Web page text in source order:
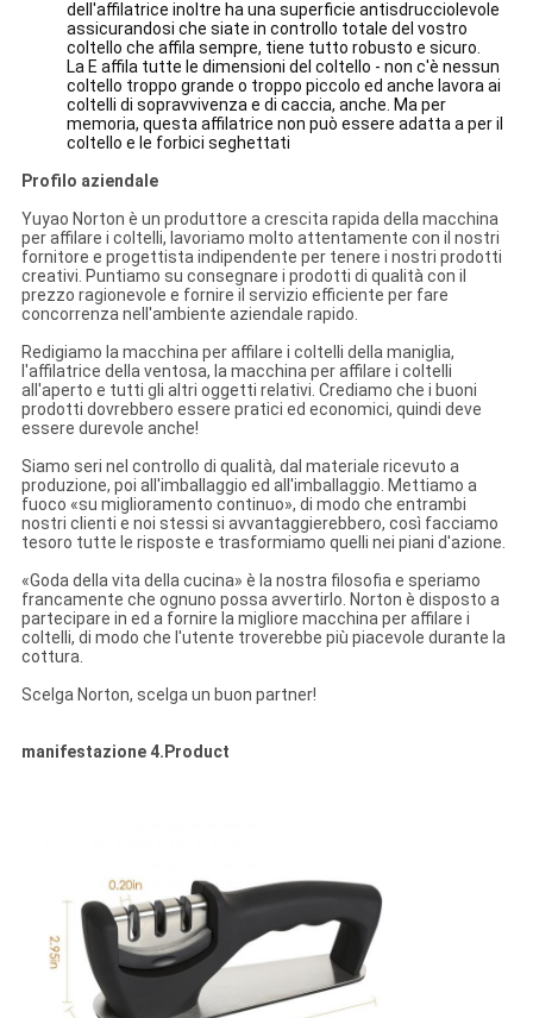
dell'affilatrice inoltre ha una superficie antisdrucciolevole
assicurandosi che siate in controllo totale del vostro
coltello che affila sempre, tiene tutto robusto e sicuro.
La E affila tutte le dimensioni del coltello - non c'è nessun
coltello troppo grande o troppo piccolo ed anche lavora ai
coltelli di sopravvivenza e di caccia, anche. Ma per
memoria, questa affilatrice non può essere adatta a per il
coltello e le forbici seghettati
Profilo aziendale
Yuyao Norton è un produttore a crescita rapida della macchina
per affilare i coltelli, lavoriamo molto attentamente con il nostri
fornitore e progettista indipendente per tenere i nostri prodotti
creativi. Puntiamo su consegnare i prodotti di qualità con il
prezzo ragionevole e fornire il servizio efficiente per fare
concorrenza nell'ambiente aziendale rapido.
Redigiamo la macchina per affilare i coltelli della maniglia,
l'affilatrice della ventosa, la macchina per affilare i coltelli
all'aperto e tutti gli altri oggetti relativi. Crediamo che i buoni
prodotti dovrebbero essere pratici ed economici, quindi deve
essere durevole anche!
Siamo seri nel controllo di qualità, dal materiale ricevuto a
produzione, poi all'imballaggio ed all'imballaggio. Mettiamo a
fuoco «su miglioramento continuo», di modo che entrambi
nostri clienti e noi stessi si avvantaggierebbero, così facciamo
tesoro tutte le risposte e trasformiamo quelli nei piani d'azione.
«Goda della vita della cucina» è la nostra filosofia e speriamo
francamente che ognuno possa avvertirlo. Norton è disposto a
partecipare in ed a fornire la migliore macchina per affilare i
coltelli, di modo che l'utente troverebbe più piacevole durante la
cottura.
Scelga Norton, scelga un buon partner!
manifestazione 4.Product